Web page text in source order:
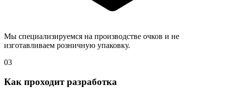
Мы специализируемся на производстве очков и не
изготавливаем розничную упаковку.
03
Как проходит разработка